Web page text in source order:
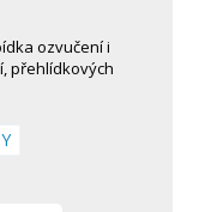
ozvučení i
přehlídkových